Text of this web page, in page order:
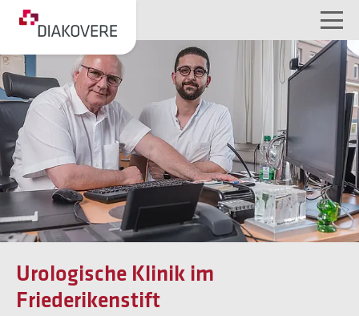
NAVIGATION ÜBERSPRINGEN
Urologische Klinik im
Friederikenstift